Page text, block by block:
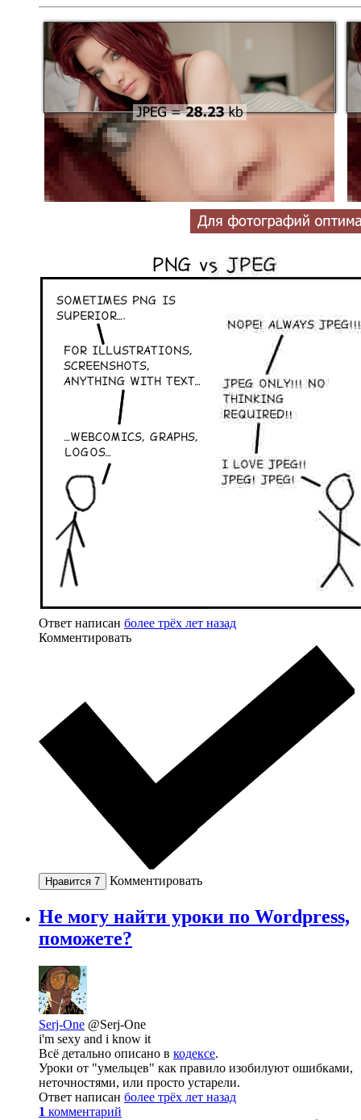
Ответ написан более трёх лет назад
Комментировать
Нравится 7 Комментировать
Не могу найти уроки по Wordpress,
поможете?
Serj-One @Serj-One
i'm sexy and i know it
Всё детально описано в кодексе.
Уроки от "умельцев" как правило изобилуют ошибками,
неточностями, или просто устарели.
Ответ написан более трёх лет назад
1 комментарий